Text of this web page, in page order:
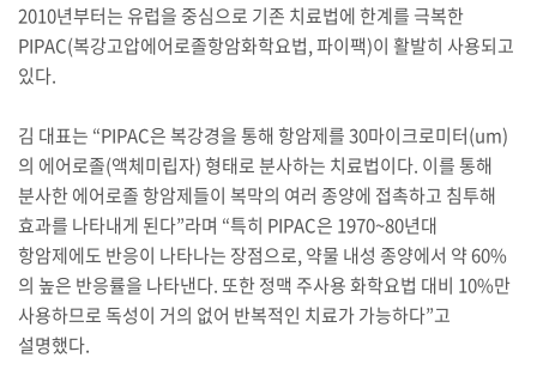
2010년부터는 유럽을 중심으로 기존 치료법에 한계를 극복한
PIPAC(복강고압에어로졸항암화학요법, 파이팩)이 활발히 사용되고
있다.
김 대표는 “PIPAC은 복강경을 통해 항암제를 30마이크로미터(um)
의 에어로졸(액체미립자) 형태로 분사하는 치료법이다. 이를 통해
분사한 에어로졸 항암제들이 복막의 여러 종양에 접촉하고 침투해
효과를 나타내게 된다”라며 “특히 PIPAC은 1970~80년대
항암제에도 반응이 나타나는 장점으로, 약물 내성 종양에서 약 60%
의 높은 반응률을 나타낸다. 또한 정맥 주사용 화학요법 대비 10%만
사용하므로 독성이 거의 없어 반복적인 치료가 가능하다”고
설명했다.